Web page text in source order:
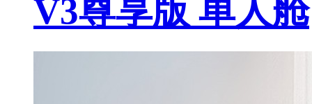
V3尊享版 单人舱